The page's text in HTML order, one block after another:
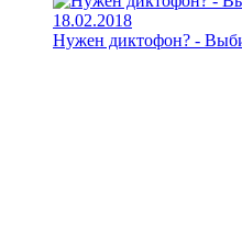
18.02.2018
Нужен диктофон? -